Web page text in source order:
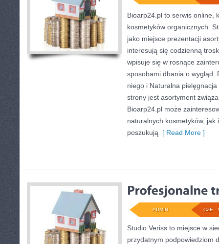
Bioarp24.pl to serwis online,
kosmetyków organicznych.
jako miejsce prezentacji
interesują się codzienną
wpisuje się w rosnące
sposobami dbania o wygląd.
niego i Naturalna pielęgnacja
strony jest asortyment
Bioarp24.pl może
naturalnych kosmetyków, jak
poszukują [ Read More ]
CZE -
ADMIN
Studio Veriss to miejsce w
przydatnym podpowiedziom